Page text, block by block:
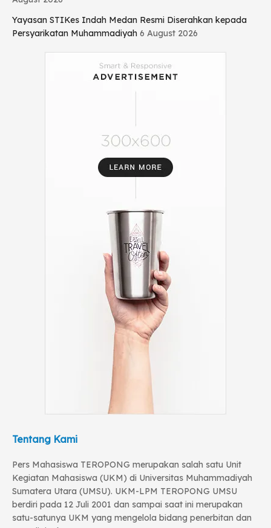
Yayasan STIKes Indah Medan Resmi Diserahkan kepada
Persyarikatan Muhammadiyah 6 August 2026
Tentang Kami
Pers Mahasiswa TEROPONG merupakan salah satu Unit
Kegiatan Mahasiswa (UKM) di Universitas Muhammadiyah
Sumatera Utara (UMSU). UKM-LPM TEROPONG UMSU
berdiri pada 12 Juli 2001 dan sampai saat ini merupakan
satu-satunya UKM yang mengelola bidang penerbitan dan